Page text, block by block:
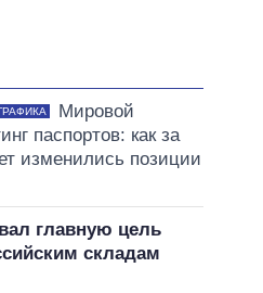
Мировой
паспортов: как за
изменились позиции
главную цель
складам